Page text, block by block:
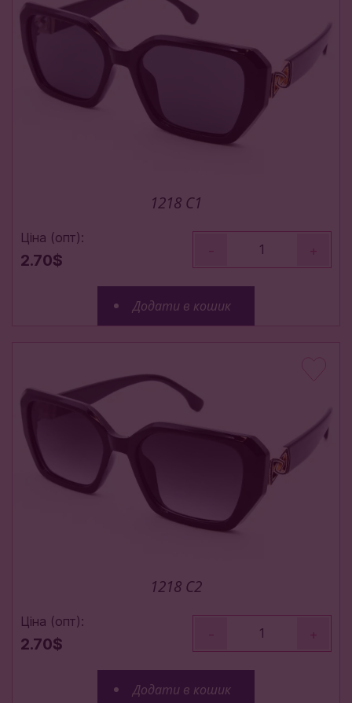
1218 С1
Ціна (опт):
2.70$
- +
Додати в кошик
1218 С2
Ціна (опт):
2.70$
- +
Додати в кошик